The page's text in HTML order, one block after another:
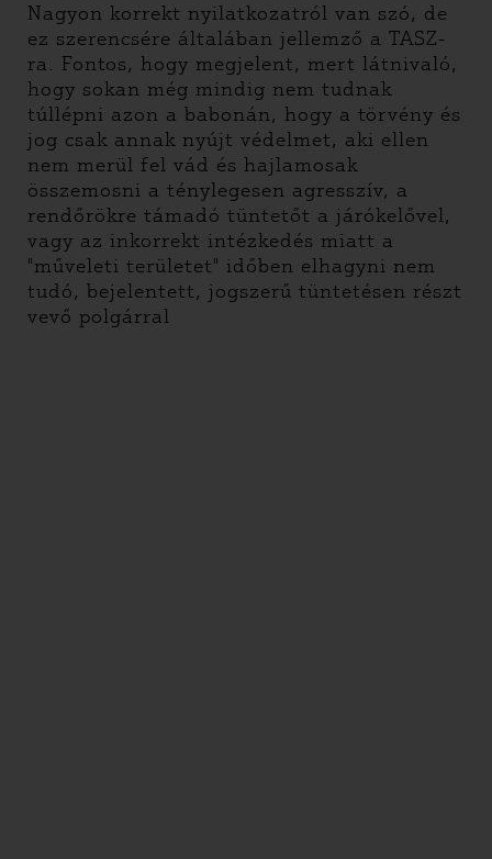
Nagyon korrekt nyilatkozatról van szó, de
ez szerencsére általában jellemző a TASZ-
ra. Fontos, hogy megjelent, mert látnivaló,
hogy sokan még mindig nem tudnak
túllépni azon a babonán, hogy a törvény és
jog csak annak nyújt védelmet, aki ellen
nem merül fel vád és hajlamosak
összemosni a ténylegesen agresszív, a
rendőrökre támadó tüntetőt a járókelővel,
vagy az inkorrekt intézkedés miatt a
"műveleti területet" időben elhagyni nem
tudó, bejelentett, jogszerű tüntetésen részt
vevő polgárral